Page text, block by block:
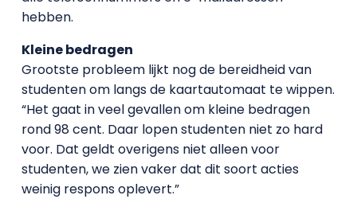
hebben.
Kleine bedragen
Grootste probleem lijkt nog de bereidheid van
studenten om langs de kaartautomaat te wippen.
“Het gaat in veel gevallen om kleine bedragen
rond 98 cent. Daar lopen studenten niet zo hard
voor. Dat geldt overigens niet alleen voor
studenten, we zien vaker dat dit soort acties
weinig respons oplevert.”